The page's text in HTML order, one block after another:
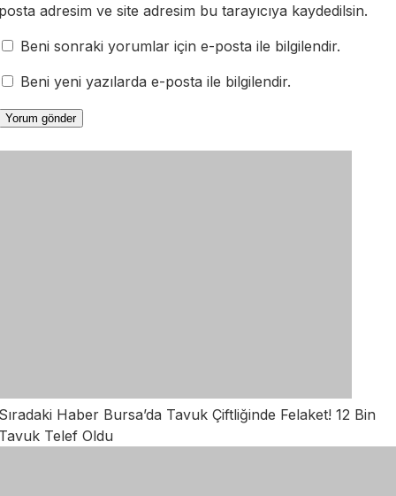
adresim ve site adresim bu tarayıcıya kaydedilsin.
Beni sonraki yorumlar için e-posta ile bilgilendir.
Beni yeni yazılarda e-posta ile bilgilendir.
Haber Bursa’da Tavuk Çiftliğinde Felaket! 12 Bin
Telef Oldu